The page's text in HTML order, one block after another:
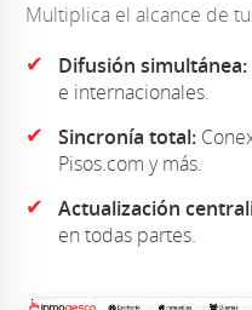
Multiplica el alcance de
✔ Difusión simultánea:
e internacionales.
✔ Sincronía total:
Pisos.com y más.
✔ Actualización
en todas partes.